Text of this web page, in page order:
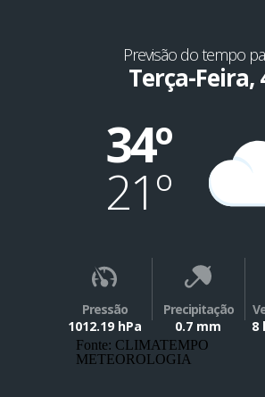
Previsão do tempo
Terça-Feira,
34º
21º
Pressão
1012.19 hPa
Precipitação
0.7 mm
8
Fonte: CLIMATEMPO
METEOROLOGIA